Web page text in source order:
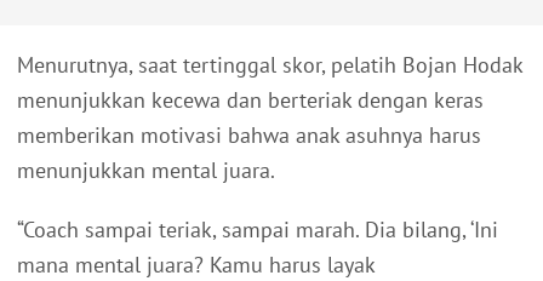
Menurutnya, saat tertinggal skor, pelatih Bojan Hodak
menunjukkan kecewa dan berteriak dengan keras
memberikan motivasi bahwa anak asuhnya harus
menunjukkan mental juara.
“Coach sampai teriak, sampai marah. Dia bilang, ‘Ini
mana mental juara? Kamu harus layak